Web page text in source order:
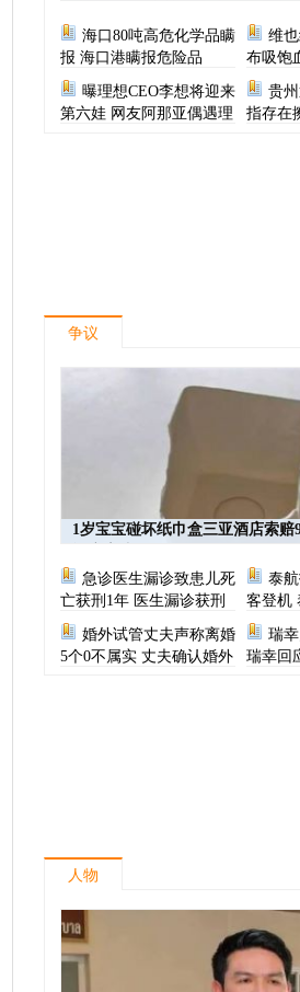
海口80吨高危化学品瞒
报 海口港瞒报危险品
维
布吸饱
有虫员
曝理想CEO李想将迎来
第六娃 网友阿那亚偶遇理
贵
指存在
争议
1岁宝宝碰坏纸巾盒三亚酒店索赔
急诊医生漏诊致患儿死
亡获刑1年 医生漏诊获刑
泰
客登机
机场致歉
婚外试管丈夫声称离婚
5个0不属实 丈夫确认婚外
瑞
瑞幸回
人物